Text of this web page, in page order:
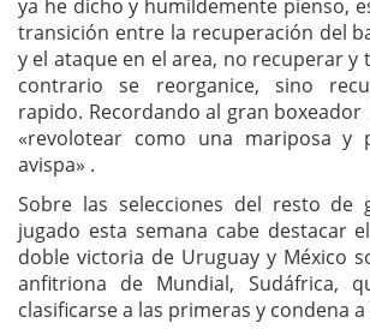
ya he dicho y humildemente pienso,
transición entre la recuperación del
y el ataque en el area, no recuperar y
contrario se reorganice, sino
rapido. Recordando al gran
«revolotear como una mariposa y
avispa» .
Sobre las selecciones del resto de
jugado esta semana cabe destacar
doble victoria de Uruguay y México
anfitriona de Mundial, Sudáfrica,
clasificarse a las primeras y condena